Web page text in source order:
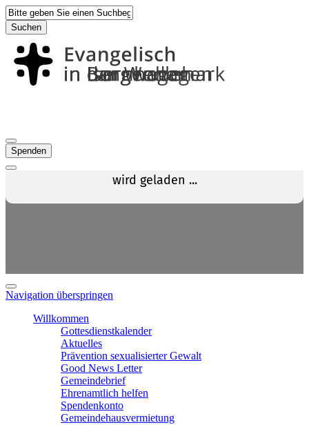
Suchen
Spenden
Navigation überspringen
Willkommen
Gottesdienstkalender
Aktuelles
Prävention sexualisierter Gewalt
Good News Letter
Gemeindebrief
Ehrenamtlich helfen
Spendenkonto
Gemeindehausvermietung